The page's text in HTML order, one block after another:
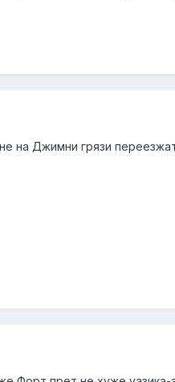
на Джимни грязи